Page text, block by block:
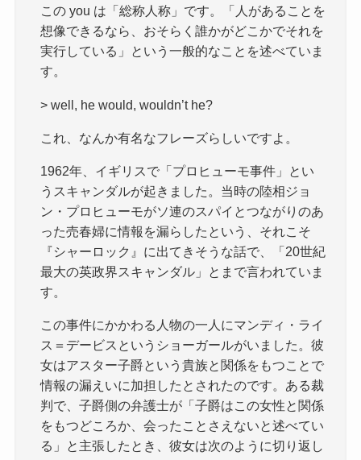
この you は「総称人称」です。「人があることを
想像できるなら、おそらく誰かがどこかでそれを
実行している」という一般的なことを述べていま
す。
> well, he would, wouldn’t he?
これ、なんか有名なフレーズらしいですよ。
1962年、イギリスで「プロヒューモ事件」とい
うスキャンダルが起きました。当時の陸相ジョ
ン・プロヒューモがソ連のスパイとつながりのあ
った売春婦に情報を漏らしたという、それこそ
『シャーロック』に出てきそうな話で、「20世紀
最大の英政界スキャンダル」とまで言われていま
す。
この事件にかかわる人物の一人にマンディ・ライ
ス＝デービスというショーガールがいました。彼
女はアスター子爵という貴族と関係をもつことで
情報の漏えいに加担したとされたのです。ある裁
判で、子爵側の弁護士が「子爵はこの女性と関係
をもつどころか、会ったことさえないと述べてい
る」と主張したとき、彼女は次のように切り返し